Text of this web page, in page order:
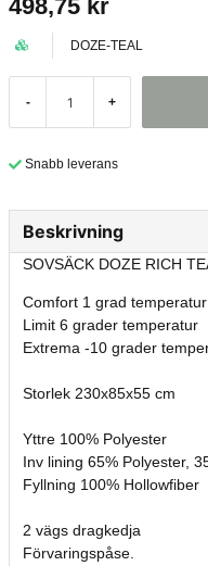
498,75 kr
DOZE-TEAL
- +
Snabb leverans
Beskrivning
SOVSÄCK DOZE RICH
Comfort 1 grad temperatur
Limit 6 grader temperatur
Extrema -10 grader
Storlek 230x85x55 cm
Yttre 100% Polyester
Inv lining 65% Polyester,
Fyllning 100% Hollowfiber
2 vägs dragkedja
Förvaringspåse.